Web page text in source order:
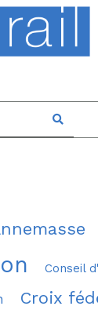
Conseil
Croix